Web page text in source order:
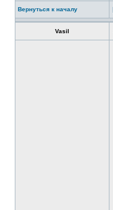
Вернуться к началу
Vasil